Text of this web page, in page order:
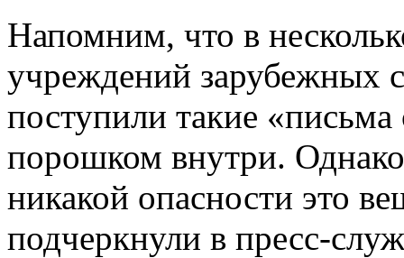
Напомним, что в
учреждений зарубежных
поступили такие
порошком внутри.
никакой опасности это
подчеркнули в пресс-